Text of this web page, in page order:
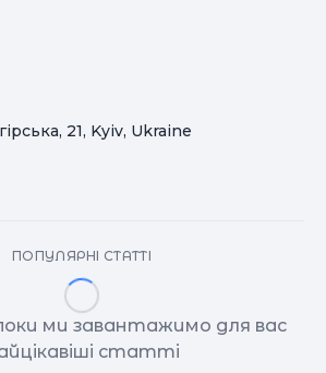
21, Kyiv, Ukraine
ПОПУЛЯРНІ СТАТТІ
ми завантажимо для вас
статті